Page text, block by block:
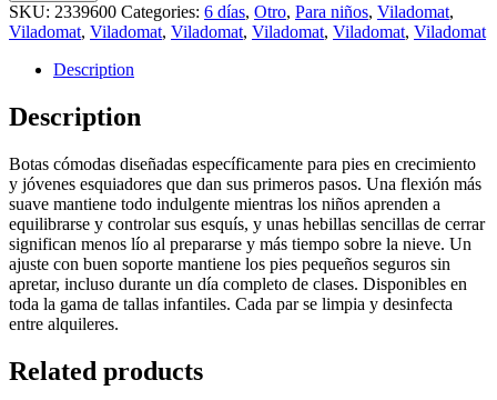
SKU: 2339600 Categories: 6 días, Otro, Para niños, Viladomat,
Viladomat, Viladomat, Viladomat, Viladomat, Viladomat, Viladomat
Description
Description
Botas cómodas diseñadas específicamente para pies en crecimiento
y jóvenes esquiadores que dan sus primeros pasos. Una flexión más
suave mantiene todo indulgente mientras los niños aprenden a
equilibrarse y controlar sus esquís, y unas hebillas sencillas de cerrar
significan menos lío al prepararse y más tiempo sobre la nieve. Un
ajuste con buen soporte mantiene los pies pequeños seguros sin
apretar, incluso durante un día completo de clases. Disponibles en
toda la gama de tallas infantiles. Cada par se limpia y desinfecta
entre alquileres.
Related products